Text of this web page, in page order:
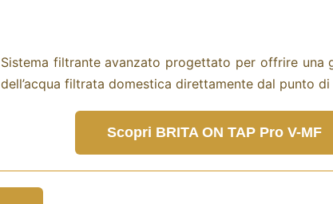
Sistema filtrante avanzato progettato per offrire una
dell’acqua filtrata domestica direttamente dal punto
Scopri BRITA ON TAP Pro V-MF